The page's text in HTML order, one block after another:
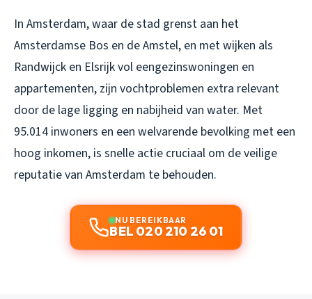
In Amsterdam, waar de stad grenst aan het
Amsterdamse Bos en de Amstel, en met wijken als
Randwijck en Elsrijk vol eengezinswoningen en
appartementen, zijn vochtproblemen extra relevant
door de lage ligging en nabijheid van water. Met
95.014 inwoners en een welvarende bevolking met een
hoog inkomen, is snelle actie cruciaal om de veilige
reputatie van Amsterdam te behouden.
NU BEREIKBAAR
BEL 020 210 26 01